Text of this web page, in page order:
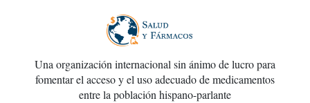
Una organización internacional sin ánimo de lucro para
fomentar el acceso y el uso adecuado de medicamentos
entre la población hispano-parlante